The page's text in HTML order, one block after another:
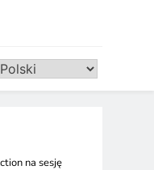
na sesję